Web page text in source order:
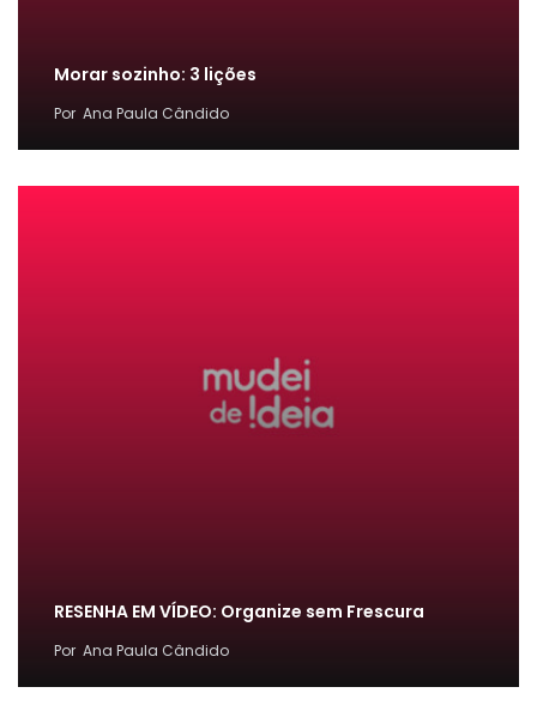
Morar sozinho: 3 lições
Por Ana Paula Cândido
RESENHA EM VÍDEO: Organize sem Frescura
Por Ana Paula Cândido